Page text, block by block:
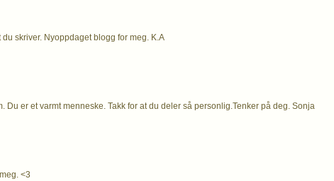
skriver. Nyoppdaget blogg for meg. K.A
Du er et varmt menneske. Takk for at du deler så personlig.Tenker på deg. Sonja
<3